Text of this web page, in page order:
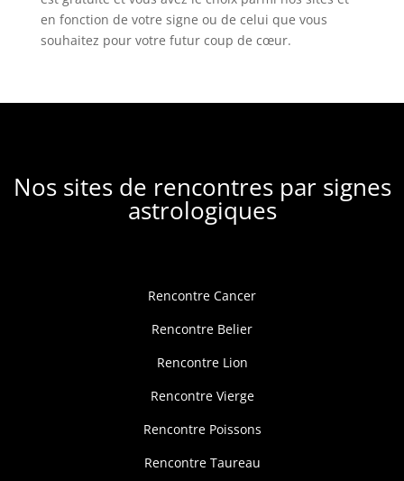
en fonction de votre signe ou de celui que vous
souhaitez pour votre futur coup de cœur.
Nos sites de rencontres par signes
astrologiques
Rencontre Cancer
Rencontre Belier
Rencontre Lion
Rencontre Vierge
Rencontre Poissons
Rencontre Taureau